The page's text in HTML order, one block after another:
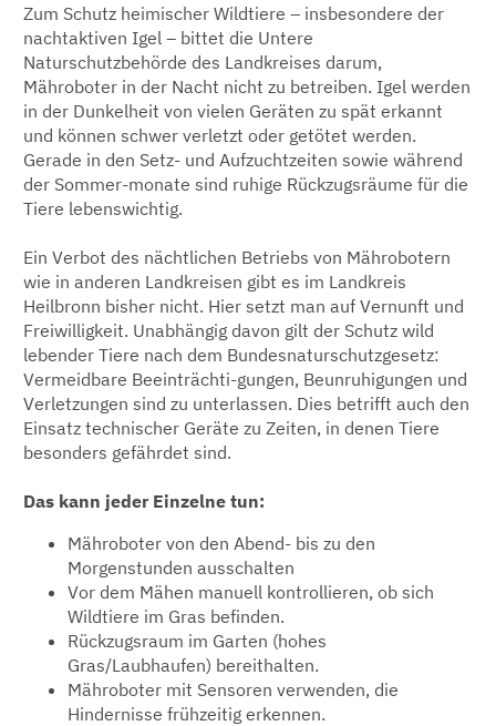
Zum Schutz heimischer Wildtiere – insbesondere der
nachtaktiven Igel – bittet die Untere
Naturschutzbehörde des Landkreises darum,
Mähroboter in der Nacht nicht zu betreiben. Igel werden
in der Dunkelheit von vielen Geräten zu spät erkannt
und können schwer verletzt oder getötet werden.
Gerade in den Setz- und Aufzuchtzeiten sowie während
der Sommer-monate sind ruhige Rückzugsräume für die
Tiere lebenswichtig.
Ein Verbot des nächtlichen Betriebs von Mährobotern
wie in anderen Landkreisen gibt es im Landkreis
Heilbronn bisher nicht. Hier setzt man auf Vernunft und
Freiwilligkeit. Unabhängig davon gilt der Schutz wild
lebender Tiere nach dem Bundesnaturschutzgesetz:
Vermeidbare Beeinträchti-gungen, Beunruhigungen und
Verletzungen sind zu unterlassen. Dies betrifft auch den
Einsatz technischer Geräte zu Zeiten, in denen Tiere
besonders gefährdet sind.
Das kann jeder Einzelne tun:
Mähroboter von den Abend- bis zu den
Morgenstunden ausschalten
Vor dem Mähen manuell kontrollieren, ob sich
Wildtiere im Gras befinden.
Rückzugsraum im Garten (hohes
Gras/Laubhaufen) bereithalten.
Mähroboter mit Sensoren verwenden, die
Hindernisse frühzeitig erkennen.